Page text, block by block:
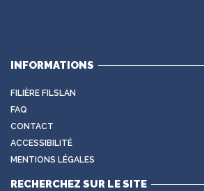
INFORMATIONS
FILIÈRE FILSLAN
FAQ
CONTACT
ACCESSIBILITÉ
MENTIONS LÉGALES
RECHERCHEZ SUR LE SITE